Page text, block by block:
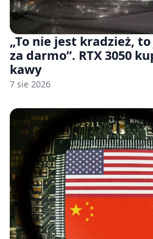
„To nie jest kradzież,
za darmo”. RTX 3050
kawy
7 sie 2026